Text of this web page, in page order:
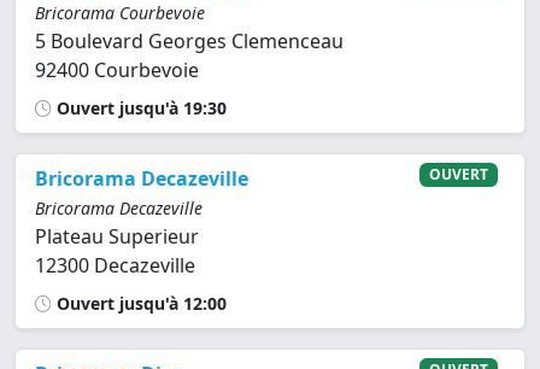
Bricorama Courbevoie
5 Boulevard Georges Clemenceau
92400 Courbevoie
Ouvert jusqu'à 19:30
Bricorama Decazeville
Bricorama Decazeville
Plateau Superieur
12300 Decazeville
OUVERT
Ouvert jusqu'à 12:00